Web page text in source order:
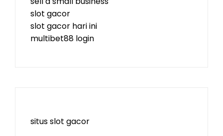
slot gacor
slot gacor hari ini
multibet88 login
situs slot gacor